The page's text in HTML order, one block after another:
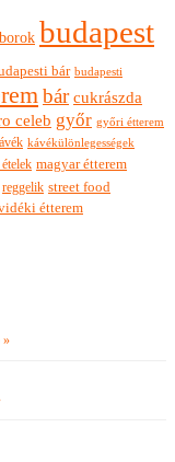
borok budapest
bár budapesti
bár cukrászda
celeb győr győri étterem
kávékülönlegességek
magyar étterem
reggelik street food
étterem
»